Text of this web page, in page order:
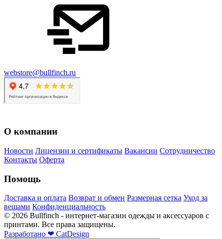
webstore@bullfinch.ru
О компании
Новости Лицензии и сертификаты Вакансии Сотрудничество
Контакты Оферта
Помощь
Доставка и оплата Возврат и обмен Размерная сетка Уход за
вещами Конфиденциальность
© 2026 Bullfinch - интернет-магазин одежды и аксессуаров с
принтами. Все права защищены.
Разработано ❤ CatDesign